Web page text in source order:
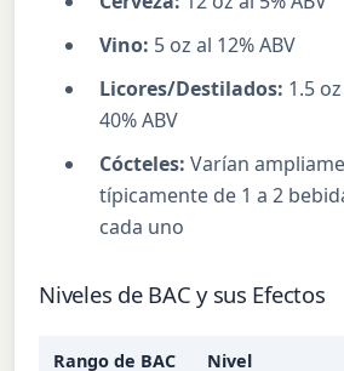
Vino: 5 oz al 12% ABV
Licores/Destilados: 1.5
40% ABV
Cócteles: Varían
típicamente de 1 a 2
cada uno
Niveles de BAC y sus Efectos
Rango de BAC Nivel